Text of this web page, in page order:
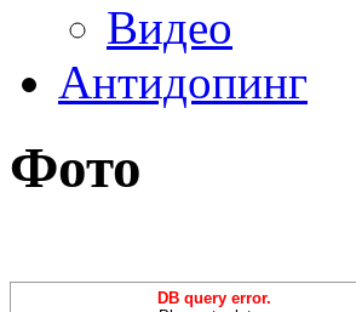
Видео
Антидопинг
Фото
DB query error.